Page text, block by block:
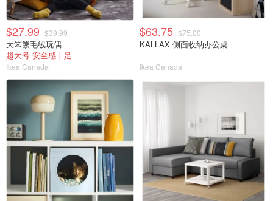
$27.99 $39.99
大笨熊毛绒玩偶
超大号 安全感十足
Ikea Canada
$63.75 $75.00
KALLAX 侧面收纳办公桌
Ikea Canada